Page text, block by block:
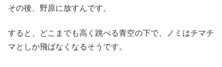
その後、野原に放すんです。
すると、どこまでも高く跳べる青空の下で、ノミはチマチ
マとしか飛ばなくなるそうです。